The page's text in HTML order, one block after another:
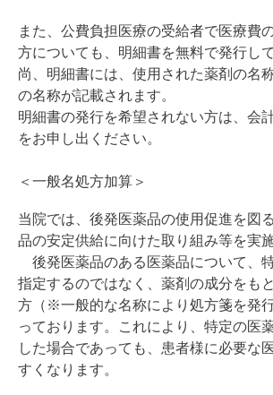
また、公費負担医療の受給者で医療費
方についても、明細書を無料で発行し
尚、明細書には、使用された薬剤の名
の名称が記載されます。
明細書の発行を希望されない方は、会
をお申し出ください。
＜一般名処方加算＞
当院では、後発医薬品の使用促進を図
品の安定供給に向けた取り組み等を実
後発医薬品のある医薬品について、
指定するのではなく、薬剤の成分をも
方（ ※一般的な名称により処方箋を発
っております。これにより、特定の医
した場合であっても、患者様に必要な
すくなります。